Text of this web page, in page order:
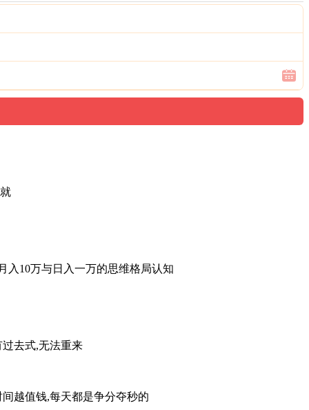
入10万与日入一万的思维格局认知
去式,无法重来
越值钱,每天都是争分夺秒的